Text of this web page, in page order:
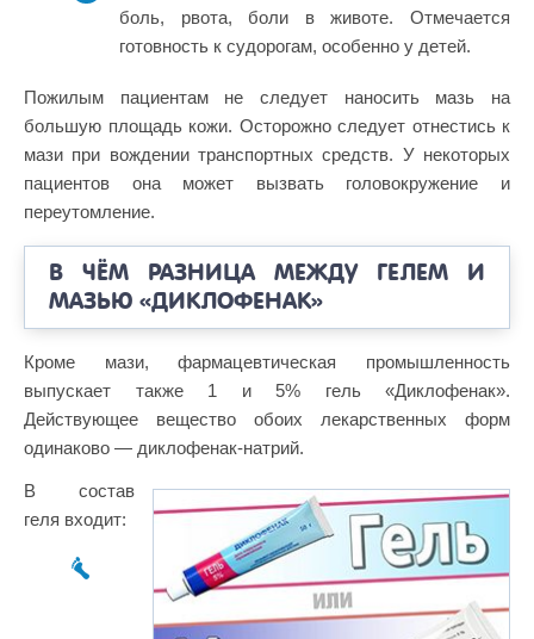
боль, рвота, боли в животе. Отмечается
готовность к судорогам, особенно у детей.
Пожилым пациентам не следует наносить мазь на
большую площадь кожи. Осторожно следует отнестись к
мази при вождении транспортных средств. У некоторых
пациентов она может вызвать головокружение и
переутомление.
В ЧЁМ РАЗНИЦА МЕЖДУ ГЕЛЕМ И
МАЗЬЮ «ДИКЛОФЕНАК»
Кроме мази, фармацевтическая промышленность
выпускает также 1 и 5% гель «Диклофенак».
Действующее вещество обоих лекарственных форм
одинаково — диклофенак-натрий.
В состав
геля входит: